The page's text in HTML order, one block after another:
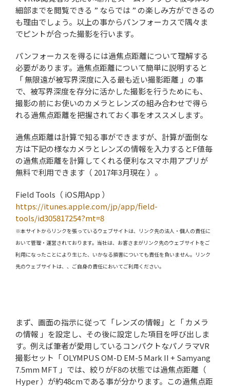
細部までを閲覧できる ” ならでは ” の楽しみ方ができるの
も理由でしょう。以上の事からパンフォーカスで隅々ま
でピントが合った撮影を行います。
パンフォーカスを得るには過焦点距離について理解する
必要があります。過焦点距離について簡単に説明すると
「 無限遠が被写界深度に入る最も近い撮影距離 」の事
で、被写界深度を存分に活かした撮影を行うためにも、
撮影の前にお使いのカメラとレンズの組み合わせで得ら
れる過焦点距離を把握されておく事をオススメします。
過焦点距離は計算で知る事ができますが、計算が面倒な
方は下記の様なカメラとレンズの情報を入力するとF値毎
の過焦点距離を計算してくれる便利なスマホ用アプリが
無料で利用できます（ 2017年3月現在 ）。
Field Tools（ iOS用App ）
https://itunes.apple.com/jp/app/field-
tools/id305817254?mt=8
※本サイトからリンクを張っているウェブサイトは、リンク先の法人・個人の責任に
おいて管理・運営されております。当社は、お客さまがリンク先のウェブサイトをご
利用になったことにより生じた、いかなる損害についても責任を負いません。リンク
先のウェブサイトは、、ご自身の責任においてご利用ください。
まず、画面の指示に従って「レンズの情報」と「 カメラ
の情報 」を設定し、その後に設定した項目を呼び出しま
す。例えば筆者が愛用しているコンパクトなパノラマVR
撮影セット「 OLYMPUS OM-D EM-5 Mark II + Samyang
7.5mm MFT 」では、絞りがF8の状態では過焦点距離（
Hyper ）が約48cmである事が分かります。この過焦点距